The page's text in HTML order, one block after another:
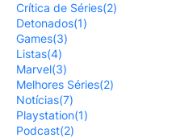
Crítica de Séries(2)
Detonados(1)
Games(3)
Listas(4)
Marvel(3)
Melhores Séries(2)
Notícias(7)
Playstation(1)
Podcast(2)